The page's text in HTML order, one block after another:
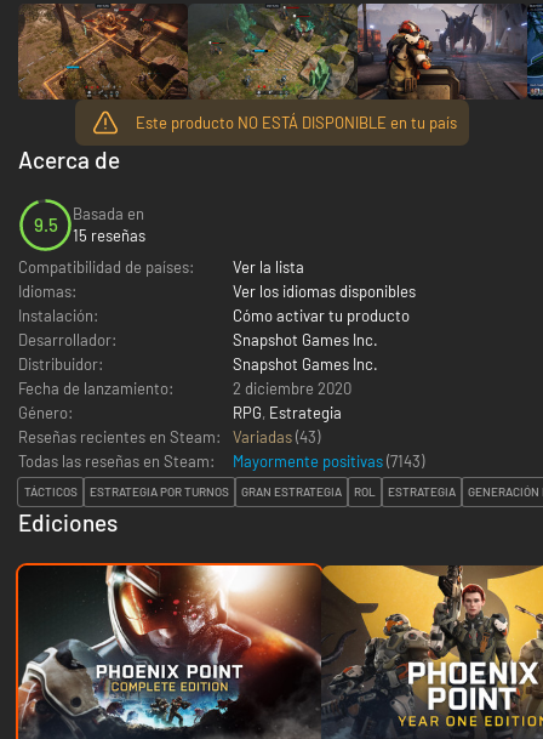
Este producto NO ESTÁ DISPONIBLE en tu país
Acerca de
9.5
Basada en
15 reseñas
Compatibilidad de países:
Ver la lista
Idiomas:
Ver los idiomas disponibles
Instalación:
Cómo activar tu producto
Desarrollador:
Snapshot Games Inc.
Distribuidor:
Snapshot Games Inc.
Fecha de lanzamiento:
2 diciembre 2020
Género:
RPG, Estrategia
Reseñas recientes en Steam:
Variadas(43)
Todas las reseñas en Steam:
Mayormente positivas(7143)
TÁCTICOS ESTRATEGIA POR TURNOS GRAN ESTRATEGIA ROL ESTRATEGIA GENERACIÓN
Ediciones